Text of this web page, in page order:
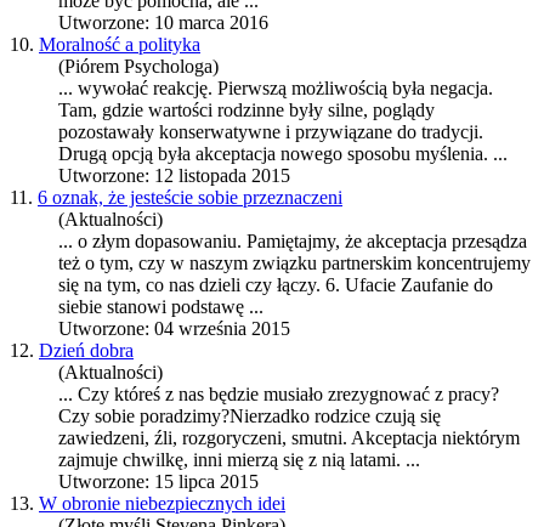
Utworzone: 10 marca 2016
10. Moralność a polityka
(Piórem Psychologa)
... wywołać reakcję. Pierwszą możliwością była negacja.
Tam, gdzie wartości rodzinne były silne, poglądy
pozostawały konserwatywne i przywiązane do tradycji.
Drugą opcją była akceptacja nowego sposobu myślenia. ...
Utworzone: 12 listopada 2015
11. 6 oznak, że jesteście sobie przeznaczeni
(Aktualności)
... o złym dopasowaniu. Pamiętajmy, że akceptacja przesądza
też o tym, czy w naszym związku partnerskim koncentrujemy
się na tym, co nas dzieli czy łączy. 6. Ufacie Zaufanie do
siebie stanowi podstawę ...
Utworzone: 04 września 2015
12. Dzień dobra
(Aktualności)
... Czy któreś z nas będzie musiało zrezygnować z pracy?
Czy sobie poradzimy?Nierzadko rodzice czują się
zawiedzeni, źli, rozgoryczeni, smutni. Akceptacja niektórym
zajmuje chwilkę, inni mierzą się z nią latami. ...
Utworzone: 15 lipca 2015
13. W obronie niebezpiecznych idei